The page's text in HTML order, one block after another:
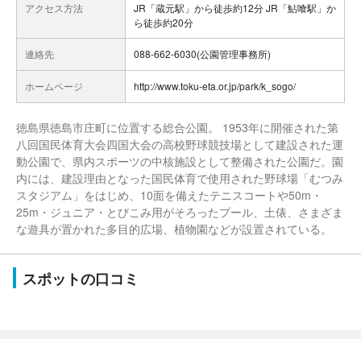
アクセス方法
JR「蔵元駅」から徒歩約12分 JR「鮎喰駅」か
ら徒歩約20分
連絡先 088-662-6030(公園管理事務所)
ホームページ http://www.toku-eta.or.jp/park/k_sogo/
徳島県徳島市庄町に位置する総合公園。 1953年に開催された第
八回国民体育大会四国大会の高校野球競技場として建設された運
動公園で、県内スポーツの中核施設として整備された公園だ。園
内には、建設理由となった国民体育で使用された野球場「むつみ
スタジアム」をはじめ、10面を備えたテニスコートや50m・
25m・ジュニア・とびこみ用がそろったプール、土俵、さまざま
な遊具が置かれた多目的広場、植物園などが設置されている。
スポットの口コミ